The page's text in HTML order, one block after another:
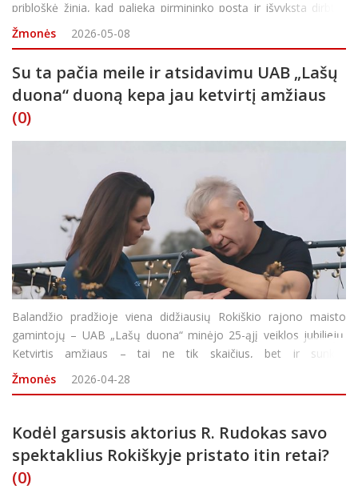
pribloškė žinia, kad palieka pirmininko postą ir išvyksta dirbti į
sostinę Žemės ūkio ministro patarėju. Rokiškėnai džiaugėsi
atstovų turėsiantys ir įstat
Žmonės 2026-05-08
Su ta pačia meile ir atsidavimu UAB „Lašų
duona“ duoną kepa jau ketvirtį amžiaus
(0)
Balandžio pradžioje viena didžiausių Rokiškio rajono maisto
gamintojų – UAB „Lašų duona“ minėjo 25-ąjį veiklos jubiliejų.
Ketvirtis amžiaus – tai ne tik skaičius, bet ir sunkiai
subeskaičiuojami iškepti duonos kepalai, kvepiantys jaukia namų
šiluma
Žmonės 2026-04-28
Kodėl garsusis aktorius R. Rudokas savo
spektaklius Rokiškyje pristato itin retai?
(0)